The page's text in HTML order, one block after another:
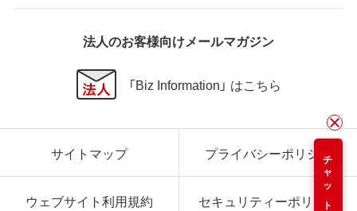
チャット
法人のお客様向けメールマガジン
「Biz Information」 はこちら
サイトマップ プライバシーポリシー
ウェブサイト利用規約 セキュリティーポリシー